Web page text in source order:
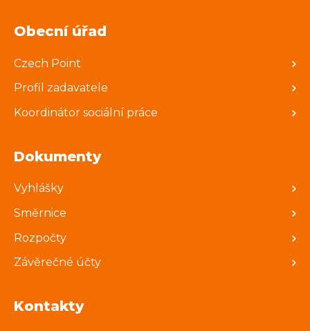
Obecní úřad
Czech Point
Profil zadavatele
Koordinátor sociální práce
Dokumenty
Vyhlášky
Směrnice
Rozpočty
Závěrečné účty
Kontakty